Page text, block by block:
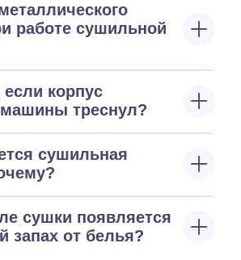
работе сушильной
корпус
треснул?
сушильная
сушки появляется
запах от белья?